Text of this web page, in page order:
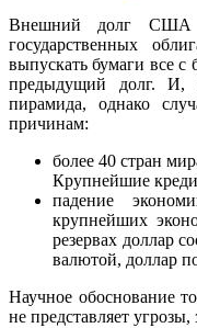
Внешний долг США
государственных
выпускать бумаги все
предыдущий долг. И,
пирамида, однако
причинам:
более 40 стран
Крупнейшие
падение
крупнейших
резервах доллар
валютой, доллар
Научное обоснование
не представляет